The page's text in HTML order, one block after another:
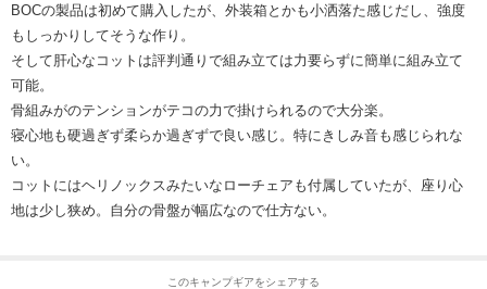
BOCの製品は初めて購入したが、外装箱とかも小洒落た感じだし、強度
もしっかりしてそうな作り。
そして肝心なコットは評判通りで組み立ては力要らずに簡単に組み立て
可能。
骨組みがのテンションがテコの力で掛けられるので大分楽。
寝心地も硬過ぎず柔らか過ぎずで良い感じ。特にきしみ音も感じられな
い。
コットにはヘリノックスみたいなローチェアも付属していたが、座り心
地は少し狭め。自分の骨盤が幅広なので仕方ない。
このキャンプギアをシェアする